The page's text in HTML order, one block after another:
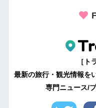
［ト
最新の旅行・観光情報を
専門ニュース/